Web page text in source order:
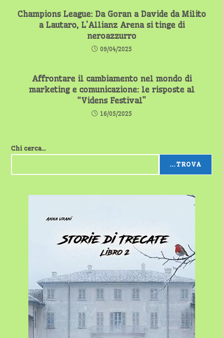
Champions League: Da Goran a Davide da Milito
a Lautaro, L’Allianz Arena si tinge di
neroazzurro
09/04/2025
Affrontare il cambiamento nel mondo di
marketing e comunicazione: le risposte al
“Videns Festival”
16/05/2025
Chi cerca...
...TROVA